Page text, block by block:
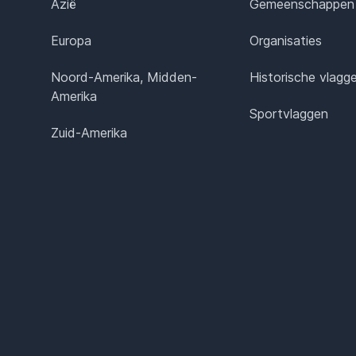
Azië
Europa
Noord-Amerika, Midden-
Amerika
Zuid-Amerika
Gemeenschappen
Organisaties
Historische
Sportvlaggen